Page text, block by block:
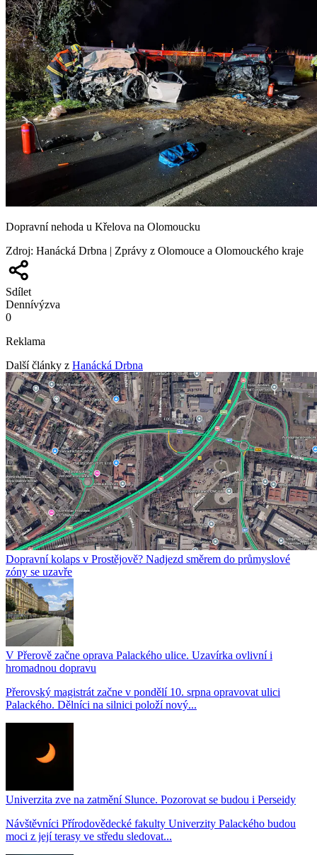
Dopravní nehoda u Křelova na Olomoucku
Zdroj: Hanácká Drbna | Zprávy z Olomouce a Olomouckého kraje
Sdílet
Dennívýzva
0
Reklama
Další články z Hanácká Drbna
Dopravní kolaps v Prostějově? Nadjezd směrem do průmyslové
zóny se uzavře
V Přerově začne oprava Palackého ulice. Uzavírka ovlivní i
hromadnou dopravu
Přerovský magistrát začne v pondělí 10. srpna opravovat ulici
Palackého. Dělníci na silnici položí nový...
Univerzita zve na zatmění Slunce. Pozorovat se budou i Perseidy
Návštěvníci Přírodovědecké fakulty Univerzity Palackého budou
moci z její terasy ve středu sledovat...